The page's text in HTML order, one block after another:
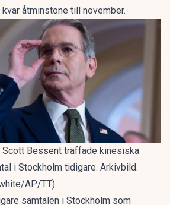
åtminstone till november.
Scott Bessent träffade kinesiska
i Stockholm tidigare. Arkivbild.
AP/TT)
samtalen i Stockholm som